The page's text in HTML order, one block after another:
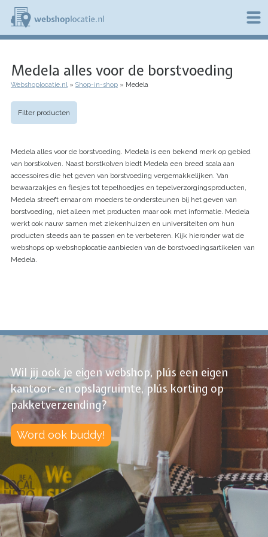
Overslaan
naar
de
b
s
h
a
t
i
e
l
Medela alles voor de borstvoeding
Kruimelpad
Webshoplocatie.nl Shop-in-shop Medela
Filter producten
Medela alles voor de borstvoeding. Medela is een bekend merk op gebied
van borstkolven. Naast borstkolven biedt Medela een breed scala aan
accessoires die het geven van borstvoeding vergemakkelijken. Van
bewaarzakjes en flesjes tot tepelhoedjes en tepelverzorgingsproducten,
Medela streeft ernaar om moeders te ondersteunen bij het geven van
borstvoeding, niet alleen met producten maar ook met informatie. Medela
werkt ook nauw samen met ziekenhuizen en universiteiten om hun
producten steeds aan te passen en te verbeteren. Kijk hieronder wat de
webshops op webshoplocatie aanbieden van de borstvoedingsartikelen van
Medela.
Wil jij ook je eigen webshop, plús een eigen
kantoor- en opslagruimte, plús korting op
pakketverzending?
Word ook buddy!